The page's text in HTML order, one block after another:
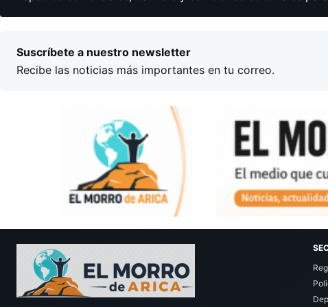
Suscríbete a nuestro newsletter
Recibe las noticias más importantes en tu correo.